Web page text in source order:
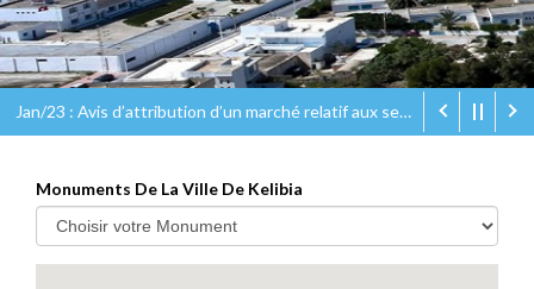
Jan/23 : Avis d’attribution d’un marché relatif aux services de collecte et de transport des déchets ménagers et assimilés dans la ville de Kélibia
Monuments De La Ville De Kelibia